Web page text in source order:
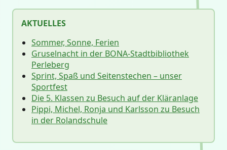
AKTUELLES
Sommer, Sonne, Ferien
Gruselnacht in der BONA-Stadtbibliothek
Perleberg
Sprint, Spaß und Seitenstechen – unser
Sportfest
Die 5. Klassen zu Besuch auf der Kläranlage
Pippi, Michel, Ronja und Karlsson zu Besuch
in der Rolandschule